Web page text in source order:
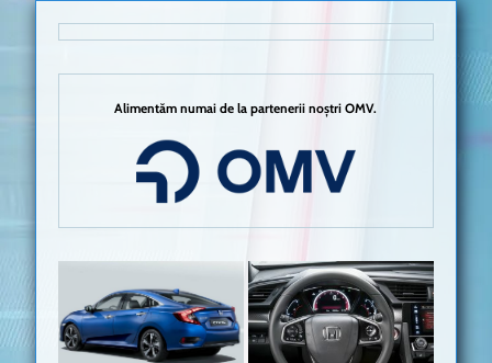
Alimentăm numai de la partenerii noștri OMV.